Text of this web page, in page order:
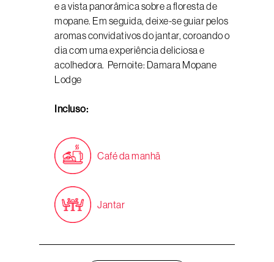
e a vista panorâmica sobre a floresta de
mopane. Em seguida, deixe-se guiar pelos
aromas convidativos do jantar, coroando o
dia com uma experiência deliciosa e
acolhedora. Pernoite: Damara Mopane
Lodge
Incluso:
Café da manhã
Jantar